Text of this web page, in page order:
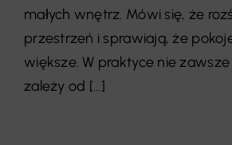
małych wnętrz. Mówi się, że
przestrzeń i sprawiają, że
większe. W praktyce nie
zależy od [...]